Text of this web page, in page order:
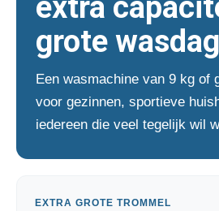
extra
grote
Een wasmachine van 9 kg of
voor gezinnen, sportieve
iedereen die veel tegelijk wil
EXTRA GROTE TROMMEL